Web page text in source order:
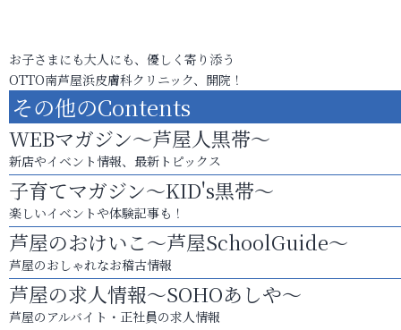
お子さまにも大人にも、優しく寄り添う
OTTO南芦屋浜皮膚科クリニック、開院！
その他のContents
WEBマガジン～芦屋人黒帯～
新店やイベント情報、最新トピックス
子育てマガジン～KID's黒帯～
楽しいイベントや体験記事も！
芦屋のおけいこ～芦屋SchoolGuide～
芦屋のおしゃれなお稽古情報
芦屋の求人情報～SOHOあしや～
芦屋のアルバイト・正社員の求人情報